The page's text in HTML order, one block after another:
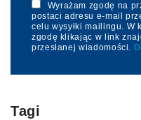
Wyrażam zgodę na
postaci adresu e-mail
celu wysyłki mailingu. W
zgodę klikając w link
przesłanej wiadomości.
Tagi